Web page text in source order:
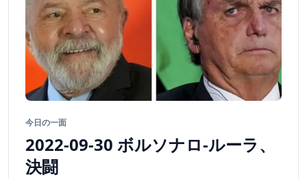
今日の一面
2022-09-30 ボルソナロ-ルーラ、
決闘